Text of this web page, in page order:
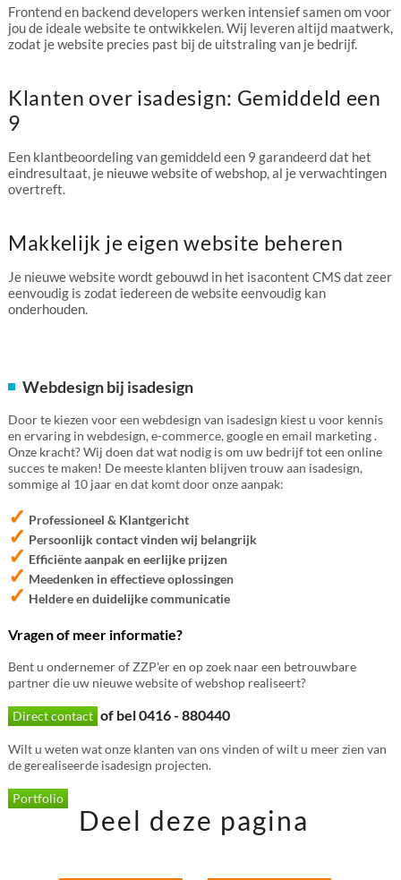
Frontend en backend developers werken intensief samen om voor
jou de ideale website te ontwikkelen. Wij leveren altijd maatwerk,
zodat je website precies past bij de uitstraling van je bedrijf.
Klanten over isadesign: Gemiddeld een
9
Een klantbeoordeling van gemiddeld een 9 garandeerd dat het
eindresultaat, je nieuwe website of webshop, al je verwachtingen
overtreft.
Makkelijk je eigen website beheren
Je nieuwe website wordt gebouwd in het isacontent CMS dat zeer
eenvoudig is zodat iedereen de website eenvoudig kan
onderhouden.
Webdesign bij isadesign
Door te kiezen voor een webdesign van isadesign kiest u voor kennis
en ervaring in webdesign, e-commerce, google en email marketing .
Onze kracht? Wij doen dat wat nodig is om uw bedrijf tot een online
succes te maken! De meeste klanten blijven trouw aan isadesign,
sommige al 10 jaar en dat komt door onze aanpak:
✓ Professioneel & Klantgericht
✓ Persoonlijk contact vinden wij belangrijk
✓ Efficiënte aanpak en eerlijke prijzen
✓ Meedenken in effectieve oplossingen
✓ Heldere en duidelijke communicatie
Vragen of meer informatie?
Bent u ondernemer of ZZP'er en op zoek naar een betrouwbare
partner die uw nieuwe website of webshop realiseert?
Direct contact of bel 0416 - 880440
Wilt u weten wat onze klanten van ons vinden of wilt u meer zien van
de gerealiseerde isadesign projecten.
Portfolio
Deel deze pagina